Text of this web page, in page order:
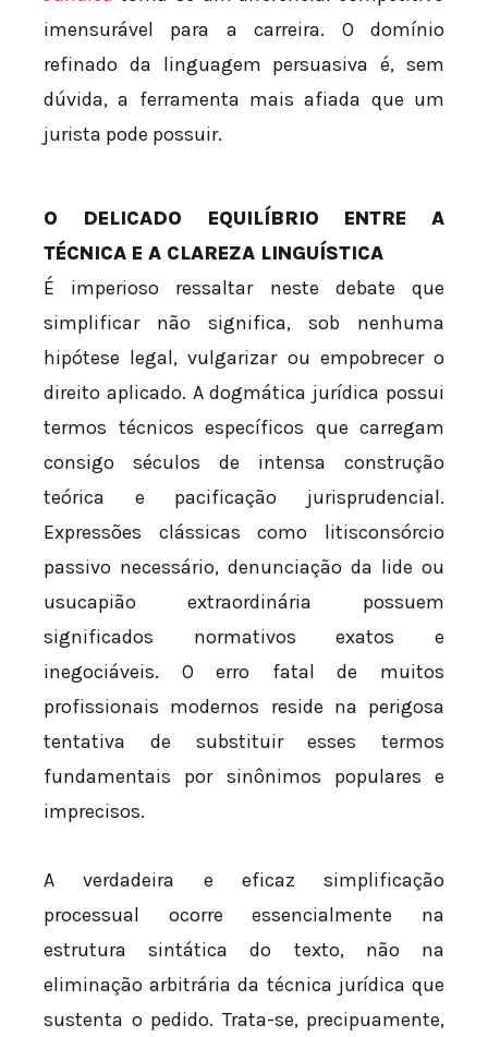
imensurável para a carreira. O domínio
refinado da linguagem persuasiva é, sem
dúvida, a ferramenta mais afiada que um
jurista pode possuir.
O DELICADO EQUILÍBRIO ENTRE A
TÉCNICA E A CLAREZA LINGUÍSTICA
É imperioso ressaltar neste debate que
simplificar não significa, sob nenhuma
hipótese legal, vulgarizar ou empobrecer o
direito aplicado. A dogmática jurídica possui
termos técnicos específicos que carregam
consigo séculos de intensa construção
teórica e pacificação jurisprudencial.
Expressões clássicas como litisconsórcio
passivo necessário, denunciação da lide ou
usucapião extraordinária possuem
significados normativos exatos e
inegociáveis. O erro fatal de muitos
profissionais modernos reside na perigosa
tentativa de substituir esses termos
fundamentais por sinônimos populares e
imprecisos.
A verdadeira e eficaz simplificação
processual ocorre essencialmente na
estrutura sintática do texto, não na
eliminação arbitrária da técnica jurídica que
sustenta o pedido. Trata-se, precipuamente,